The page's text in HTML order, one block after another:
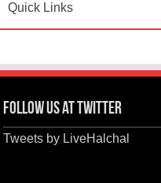
Quick Links
Follow us at Twitter
Tweets by LiveHalchal